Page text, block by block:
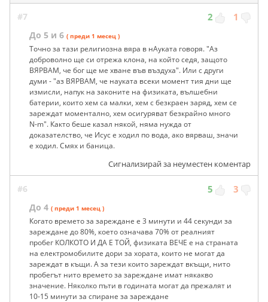
#7 2 1
До 5 и 6 ( преди 1 месец )
Точно за тази религиозна вяра в нАуката говоря. "Аз
доброволно ще си отрежа клона, на който седя, защото
ВЯРВАМ, че бог ще ме хване във въздуха". Или с други
думи - "аз ВЯРВАМ, че науката всеки момент тия дни ще
измисли, напук на законите на физиката, вълшебни
батерии, които хем са малки, хем с безкраен заряд, хем се
зареждат моментално, хем осигуряват безкрайно много
N-m". Както беше казал някой, няма нужда от
доказателство, че Исус е ходил по вода, ако вярваш, значи
е ходил. Смях и баница.
Сигнализирай за неуместен коментар
#6 5 3
До 4 ( преди 1 месец )
Когато времето за зареждане е 3 минути и 44 секунди за
зареждане до 80%, което означава 70% от реалният
пробег КОЛКОТО И ДА Е ТОЙ, физиката ВЕЧЕ е на страната
на електромобилите дори за хората, които не могат да
зареждат в къщи. А за тези които зареждат вкъщи, нито
пробегът нито времето за зареждане имат някакво
значение. Няколко пъти в годината могат да прежалят и
10-15 минути за спиране за зареждане